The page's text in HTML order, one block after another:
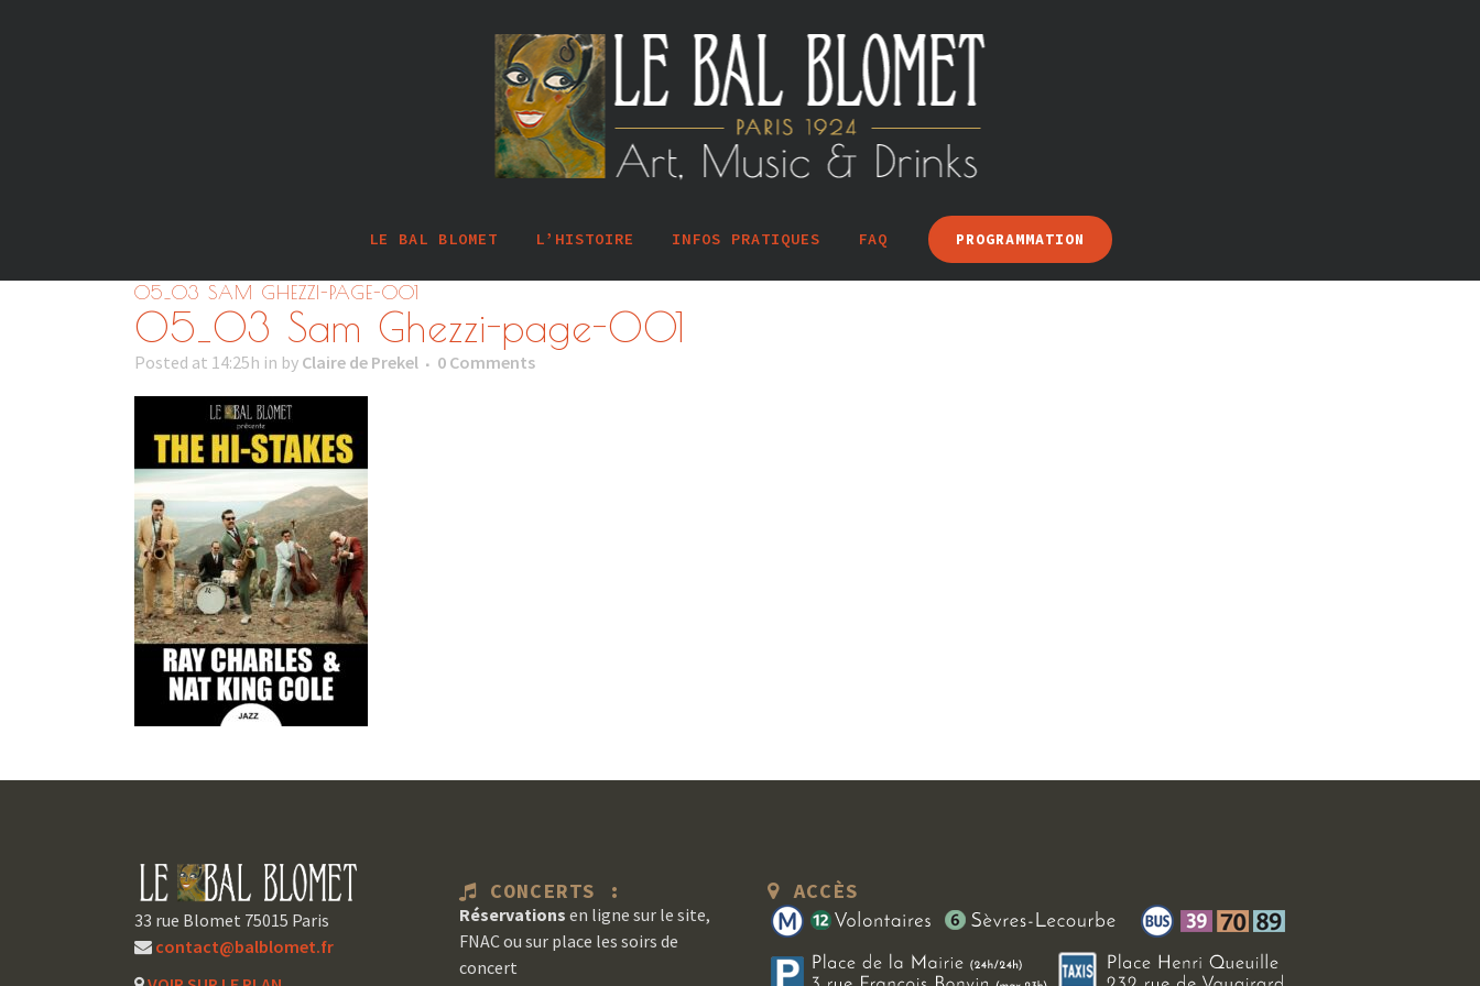
LE BAL BLOMET L’HISTOIRE INFOS PRATIQUES FAQ PROGRAMMATION
05_03 SAM GHEZZI-PAGE-001
05_03 Sam Ghezzi-page-001
Posted at 14:25h in by Claire de Prekel 0 Comments
33 rue Blomet 75015 Paris
contact@balblomet.fr
CONCERTS :
Réservations en ligne sur le site,
FNAC ou sur place les soirs de
concert
ACCÈS